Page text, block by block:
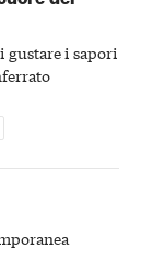
gustare i sapori